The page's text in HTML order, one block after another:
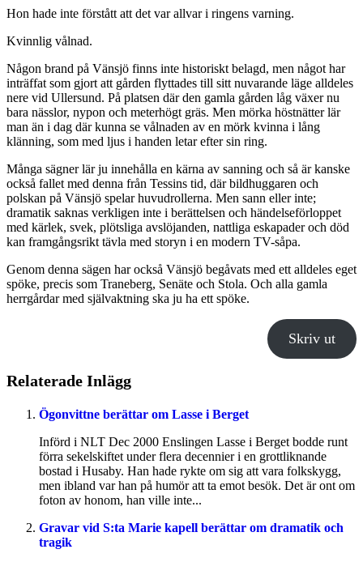
Hon hade inte förstått att det var allvar i ringens varning.
Kvinnlig vålnad.
Någon brand på Vänsjö finns inte historiskt belagd, men något har
inträffat som gjort att gården flyttades till sitt nuvarande läge alldeles
nere vid Ullersund. På platsen där den gamla gården låg växer nu
bara nässlor, nypon och meterhögt gräs. Men mörka höstnätter lär
man än i dag där kunna se vålnaden av en mörk kvinna i lång
klänning, som med ljus i handen letar efter sin ring.
Många sägner lär ju innehålla en kärna av sanning och så är kanske
också fallet med denna från Tessins tid, där bildhuggaren och
polskan på Vänsjö spelar huvudrollerna. Men sann eller inte;
dramatik saknas verkligen inte i berättelsen och händelseförloppet
med kärlek, svek, plötsliga avslöjanden, nattliga eskapader och död
kan framgångsrikt tävla med storyn i en modern TV-såpa.
Genom denna sägen har också Vänsjö begåvats med ett alldeles eget
spöke, precis som Traneberg, Senäte och Stola. Och alla gamla
herrgårdar med självaktning ska ju ha ett spöke.
Skriv ut
Relaterade Inlägg
Ögonvittne berättar om Lasse i Berget
Införd i NLT Dec 2000 Enslingen Lasse i Berget bodde runt
förra sekelskiftet under flera decennier i en grottliknande
bostad i Husaby. Han hade rykte om sig att vara folkskygg,
men ibland var han på humör att ta emot besök. Det är ont om
foton av honom, han ville inte...
Gravar vid S:ta Marie kapell berättar om dramatik och
tragik